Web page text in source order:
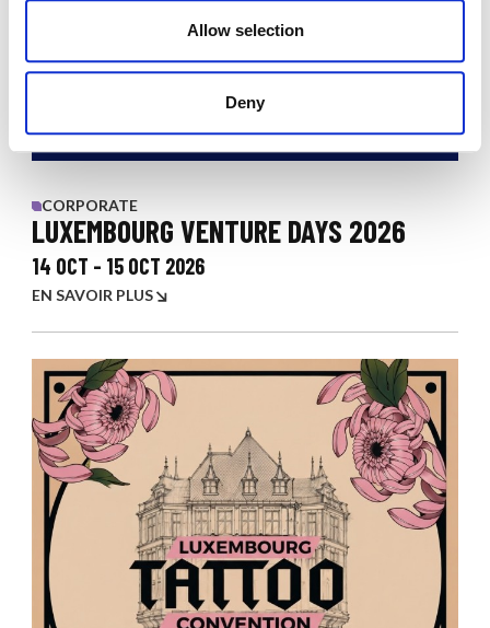
Allow selection
Deny
CORPORATE
LUXEMBOURG VENTURE DAYS 2026
14 OCT - 15 OCT 2026
EN SAVOIR PLUS